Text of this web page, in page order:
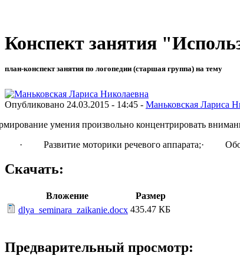
Конспект занятия
план-конспект занятия по логопедии (старшая группа) на тему
Опубликовано 24.03.2015 - 14:45 - Маньковская Лариса
умения произвольно концентрировать
· Развитие моторики речевого аппарата;·
Скачать:
Вложение
Размер
dlya_seminara_zaikanie.docx 435.47 КБ
Предварительный просмотр: